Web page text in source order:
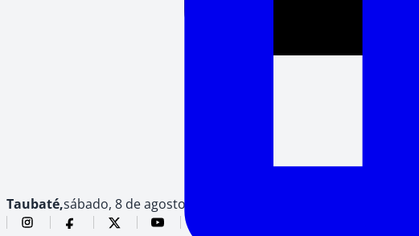
Taubaté,sábado, 8 de agosto de 2026